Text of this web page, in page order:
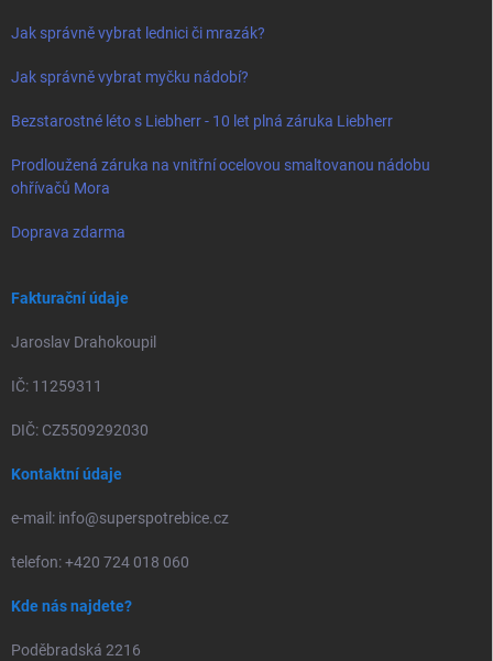
Jak správně vybrat lednici či mrazák?
Jak správně vybrat myčku nádobí?
Bezstarostné léto s Liebherr - 10 let plná záruka Liebherr
Prodloužená záruka na vnitřní ocelovou smaltovanou nádobu
ohřívačů Mora
Doprava zdarma
Fakturační údaje
Jaroslav Drahokoupil
IČ: 11259311
DIČ: CZ5509292030
Kontaktní údaje
e-mail: info@superspotrebice.cz
telefon: +420 724 018 060
Kde nás najdete?
Poděbradská 2216